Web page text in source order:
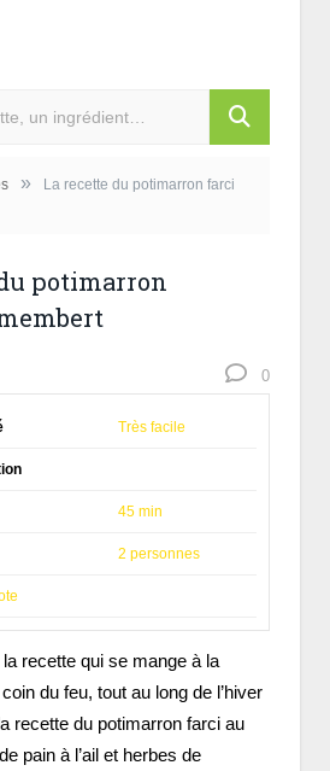
»
La recette du potimarron farci
potimarron
0
Très facile
45 min
2 personnes
recette qui se mange à la
du feu, tout au long de l’hiver
recette du potimarron farci au
pain à l’ail et herbes de